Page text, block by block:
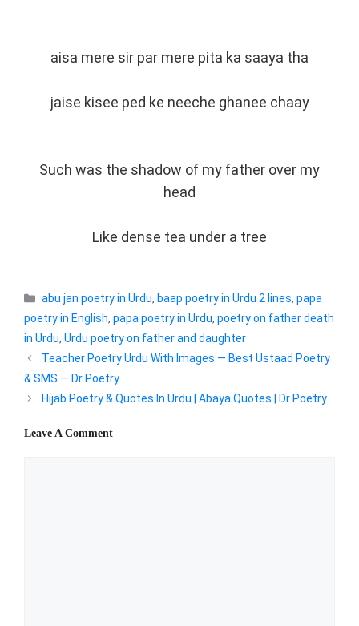
aisa mere sir par mere pita ka saaya tha
jaise kisee ped ke neeche ghanee chaay
Such was the shadow of my father over my
head
Like dense tea under a tree
Categories
abu jan poetry in Urdu, baap poetry in Urdu 2 lines,papa
poetry in English, papa poetry in Urdu, poetry on father death
in Urdu, Urdu poetry on father and daughter
Teacher Poetry Urdu With Images — Best Ustaad Poetry
& SMS — Dr Poetry
Hijab Poetry & Quotes In Urdu | Abaya Quotes | Dr Poetry
Leave A Comment